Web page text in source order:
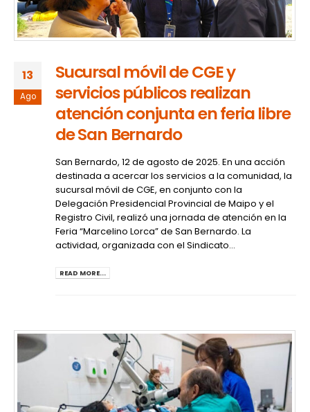
13
Ago
Sucursal móvil de CGE y
servicios públicos realizan
atención conjunta en feria libre
de San Bernardo
San Bernardo, 12 de agosto de 2025. En una acción
destinada a acercar los servicios a la comunidad, la
sucursal móvil de CGE, en conjunto con la
Delegación Presidencial Provincial de Maipo y el
Registro Civil, realizó una jornada de atención en la
Feria “Marcelino Lorca” de San Bernardo. La
actividad, organizada con el Sindicato...
READ MORE...